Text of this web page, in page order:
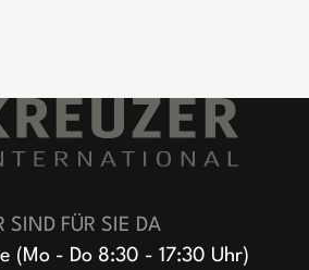
SIND FÜR SIE DA
(Mo - Do 8:30 - 17:30 Uhr)